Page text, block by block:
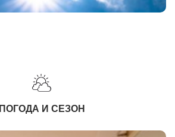
ПОГОДА И СЕЗОН